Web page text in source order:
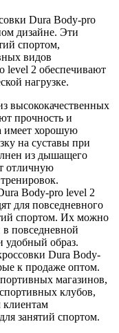
Dura Body-pro
дизайне. Эти
спортом,
видов
level 2 обеспечивают
нагрузке.
высококачественных
прочность и
имеет хорошую
на суставы при
из дышащего
отличную
Body-pro level 2
для повседневного
спортом. Их можно
в повседневной
удобный образ.
Dura Body-
к продаже оптом.
магазинов,
клубов,
клиентам
занятий спортом.